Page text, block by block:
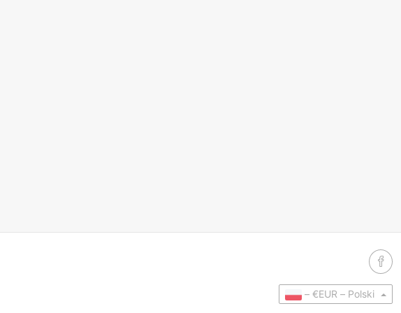
– €EUR – Polski